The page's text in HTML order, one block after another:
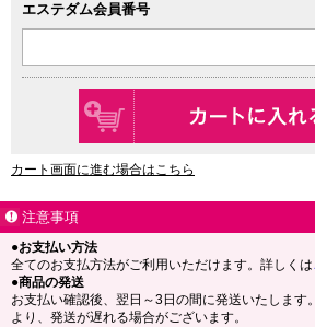
エステダム会員番号
カート画面に進む場合はこちら
注意事項
●お支払い方法
全てのお支払方法がご利用いただけます。詳しくは
●商品の発送
お支払い確認後、翌日～3日の間に発送いたします
より、発送が遅れる場合がございます。